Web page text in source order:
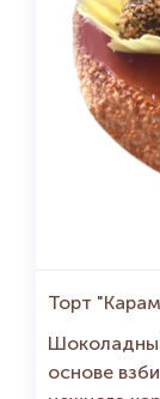
Торт
основе